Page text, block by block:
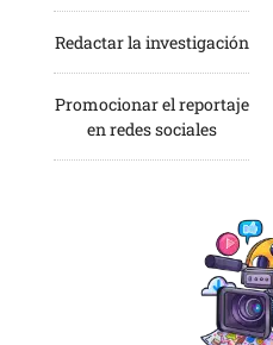
Redactar la investigación
Promocionar el reportaje
en redes sociales